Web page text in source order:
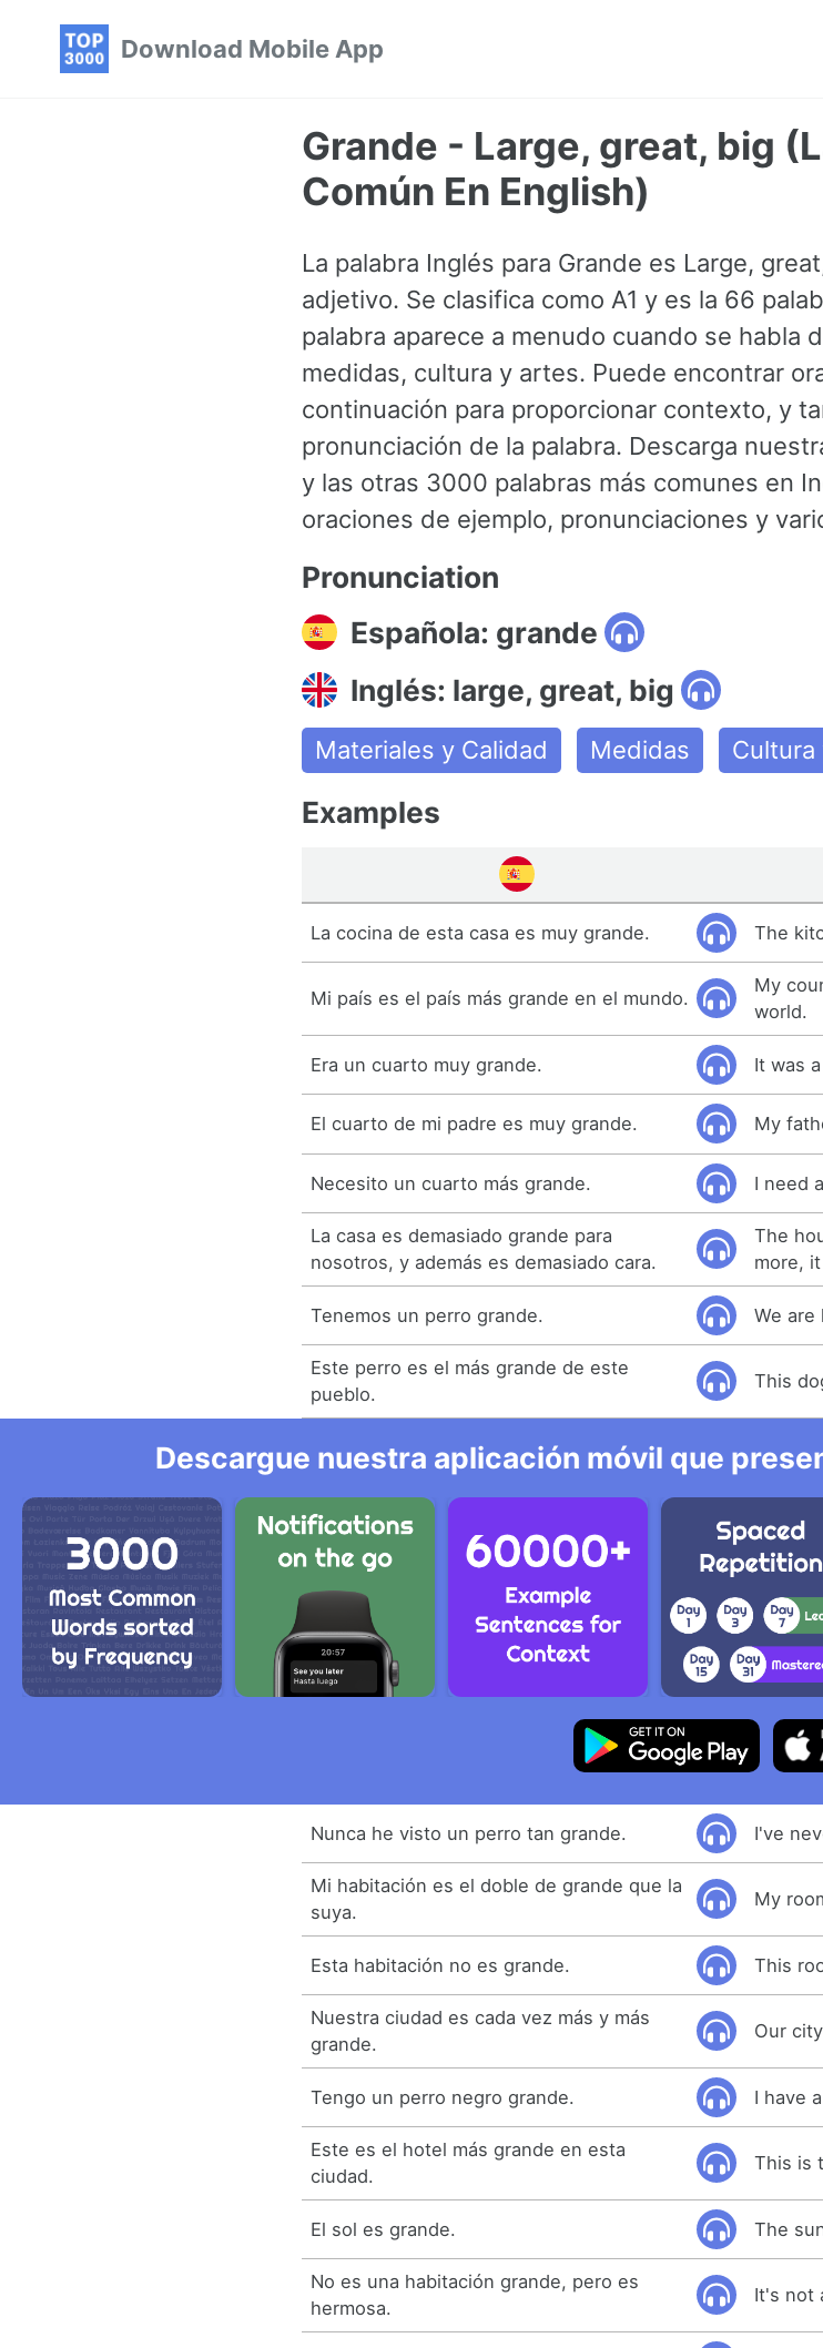
Download Mobile App
Grande - Large, great, big
Común En English)
La palabra Inglés para Grande es Large,
adjetivo. Se clasifica como A1 y es la 66
palabra aparece a menudo cuando se habla
medidas, cultura y artes. Puede encontrar
continuación para proporcionar contexto, y
pronunciación de la palabra. Descarga
y las otras 3000 palabras más comunes en
oraciones de ejemplo, pronunciaciones y
Pronunciation
Española: grande
Inglés: large, great, big
Materiales y Calidad Medidas
Examples
La cocina de esta casa es muy grande. The
Mi país es el país más grande en el mundo.
My
world.
Era un cuarto muy grande. It was
El cuarto de mi padre es muy grande. My
Necesito un cuarto más grande. I need
La casa es demasiado grande para
nosotros, y además es demasiado cara.
The
more,
Tenemos un perro grande. We are
Este perro es el más grande de este
pueblo.
This
Descargue nuestra aplicación móvil que
Nunca he visto un perro tan grande. I've
Mi habitación es el doble de grande que la
suya.
My
Esta habitación no es grande. This
Nuestra ciudad es cada vez más y más
grande.
Our
Tengo un perro negro grande. I have
Este es el hotel más grande en esta
ciudad.
This is
El sol es grande. The
No es una habitación grande, pero es
hermosa.
It's not